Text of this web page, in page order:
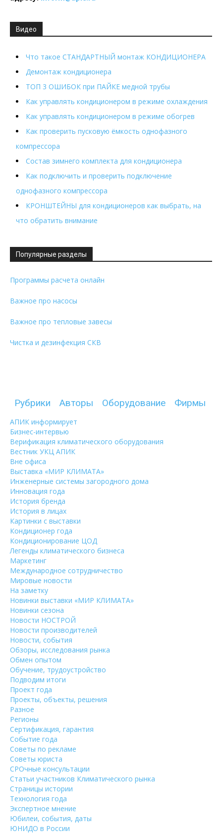
Видео
Что такое СТАНДАРТНЫЙ монтаж КОНДИЦИОНЕРА
Демонтаж кондиционера
ТОП 3 ОШИБОК при ПАЙКЕ медной трубы
Как управлять кондиционером в режиме охлаждения
Как управлять кондиционером в режиме обогрев
Как проверить пусковую ёмкость однофазного
компрессора
Состав зимнего комплекта для кондиционера
Как подключить и проверить подключение
однофазного компрессора
КРОНШТЕЙНЫ для кондиционеров как выбрать, на
что обратить внимание
Популярные разделы
Программы расчета онлайн
Важное про насосы
Важное про тепловые завесы
Чистка и дезинфекция СКВ
Рубрики Авторы Оборудование Фирмы
АПИК информирует
Бизнес-интервью
Верификация климатического оборудования
Вестник УКЦ АПИК
Вне офиса
Выставка «МИР КЛИМАТА»
Инженерные системы загородного дома
Инновация года
История бренда
История в лицах
Картинки с выставки
Кондиционер года
Кондиционирование ЦОД
Легенды климатического бизнеса
Маркетинг
Международное сотрудничество
Мировые новости
На заметку
Новинки выставки «МИР КЛИМАТА»
Новинки сезона
Новости НОСТРОЙ
Новости производителей
Новости, события
Обзоры, исследования рынка
Обмен опытом
Обучение, трудоустройство
Подводим итоги
Проект года
Проекты, объекты, решения
Разное
Регионы
Сертификация, гарантия
Событие года
Советы по рекламе
Советы юриста
СРОчные консультации
Статьи участников Климатического рынка
Страницы истории
Технология года
Экспертное мнение
Юбилеи, события, даты
ЮНИДО в России